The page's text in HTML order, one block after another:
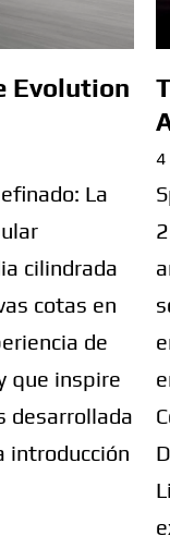
Evolution
La
cilindrada
cotas en
de
que inspire
desarrollada
introducción
4